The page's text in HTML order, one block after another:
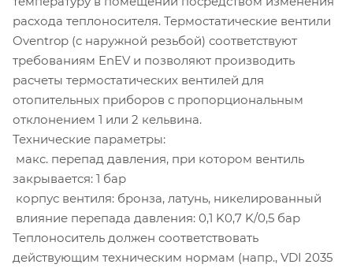
расхода теплоносителя. Термостатические вентили
Oventrop (с наружной резьбой) соответствуют
требованиям EnEV и позволяют производить
расчеты термостатических вентилей для
отопительных приборов с пропорциональным
отклонением 1 или 2 кельвина.
Технические параметры:
­ макс. перепад давления, при котором вентиль
закрывается: 1 бар
­ корпус вентиля: бронза, латунь, никелированный
­ влияние перепада давления: 0,1 K­0,7 K/0,5 бар
Теплоноситель должен соответствовать
действующим техническим нормам (напр., VDI 2035